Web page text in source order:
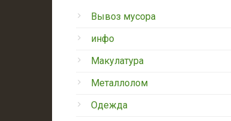
Вывоз мусора
инфо
Макулатура
Металлолом
Одежда